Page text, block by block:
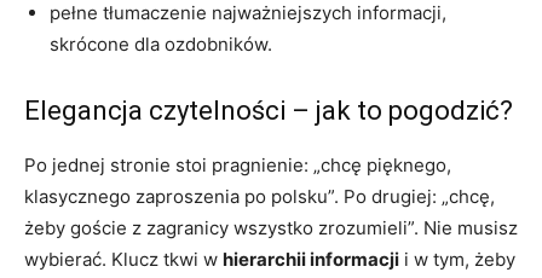
pełne tłumaczenie najważniejszych informacji,
skrócone dla ozdobników.
Elegancja czytelności – jak to pogodzić?
Po jednej stronie stoi pragnienie: „chcę pięknego,
klasycznego zaproszenia po polsku”. Po drugiej: „chcę,
żeby goście z zagranicy wszystko zrozumieli”. Nie musisz
wybierać. Klucz tkwi w hierarchii informacji i w tym, żeby